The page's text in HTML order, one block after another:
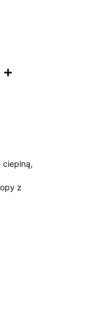
cieplną,
z